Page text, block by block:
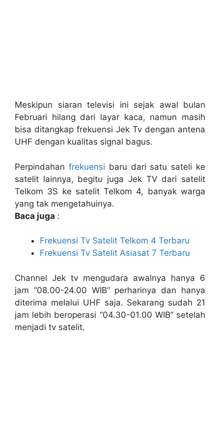
Meskipun siaran televisi ini sejak awal bulan
Februari hilang dari layar kaca, namun masih
bisa ditangkap frekuensi Jek Tv dengan antena
UHF dengan kualitas signal bagus.
Perpindahan frekuensi baru dari satu sateli ke
satelit lainnya, begitu juga Jek TV dari satelit
Telkom 3S ke satelit Telkom 4, banyak warga
yang tak mengetahuinya.
Baca juga :
Frekuensi Tv Satelit Telkom 4 Terbaru
Frekuensi Tv Satelit Asiasat 7 Terbaru
Channel Jek tv mengudara awalnya hanya 6
jam “08.00-24.00 WIB” perharinya dan hanya
diterima melalui UHF saja. Sekarang sudah 21
jam lebih beroperasi “04.30-01.00 WIB” setelah
menjadi tv satelit.